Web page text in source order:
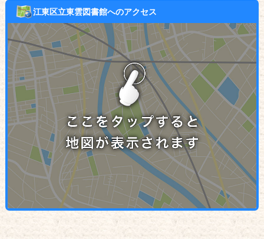
江東区立東雲図書館へのアクセス